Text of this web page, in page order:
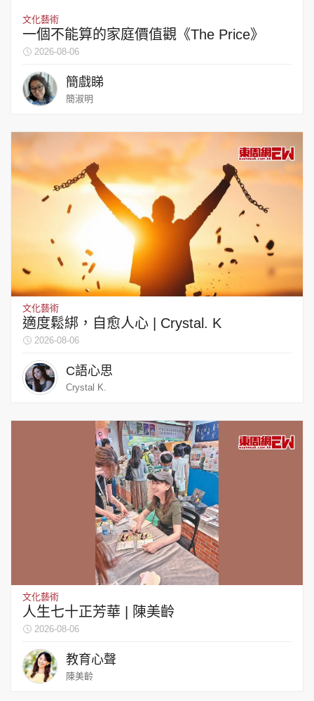
頭條日報 星島環球 The Standard
親子王 Oh!爸媽 JobMarket
隱私政策聲明
版權及免責聲明
Copyright © 東周網 版權所有 . 不得轉載
©Eastweek.com.hk. All rights reserved.
文化藝術
一個不能算的家庭價值觀《The Price》
2026-08-06
簡戲睇
簡淑明
文化藝術
適度鬆綁，自愈人心 | Crystal. K
2026-08-06
C語心思
Crystal K.
文化藝術
人生七十正芳華 | 陳美齡
2026-08-06
教育心聲
陳美齡